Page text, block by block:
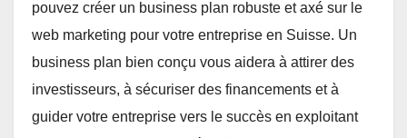
pouvez créer un business plan robuste et axé sur le
web marketing pour votre entreprise en Suisse. Un
business plan bien conçu vous aidera à attirer des
investisseurs, à sécuriser des financements et à
guider votre entreprise vers le succès en exploitant